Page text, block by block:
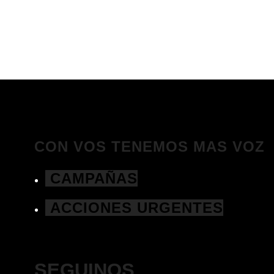
CON VOS TENEMOS MAS VOZ
CAMPAÑAS
ACCIONES URGENTES